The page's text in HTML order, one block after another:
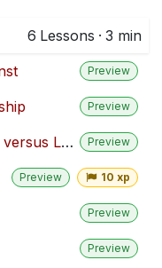
6 Lessons · 3 min
Preview
Preview
Into the topic: Management versus Leadership Preview
Preview 10 xp
Preview
Preview